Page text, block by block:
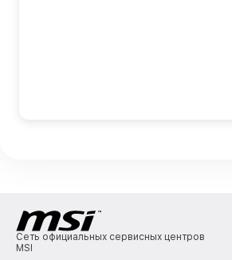
Сеть официальных сервисных центров
MSI